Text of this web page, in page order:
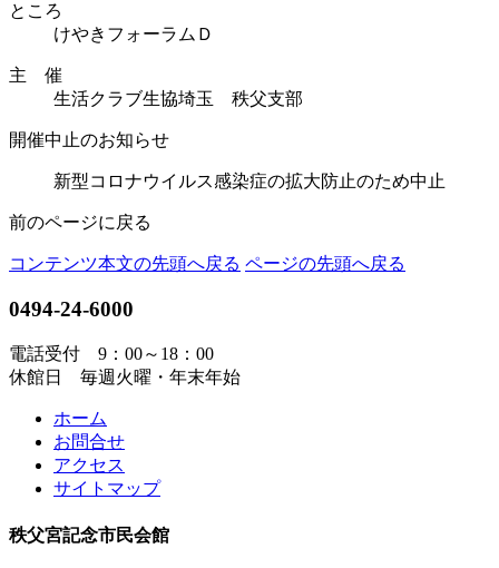
ところ
けやきフォーラムＤ
主 催
生活クラブ生協埼玉 秩父支部
開催中止のお知らせ
新型コロナウイルス感染症の拡大防止のため中止
前のページに戻る
コンテンツ本文の先頭へ戻る ページの先頭へ戻る
0494-24-6000
電話受付 9：00～18：00
休館日 毎週火曜・年末年始
ホーム
お問合せ
アクセス
サイトマップ
秩父宮記念市民会館